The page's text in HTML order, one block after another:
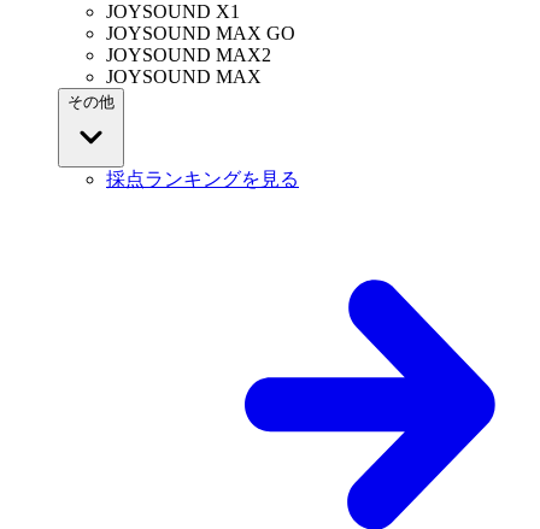
JOYSOUND X1
JOYSOUND MAX GO
JOYSOUND MAX2
JOYSOUND MAX
その他
採点ランキングを見る